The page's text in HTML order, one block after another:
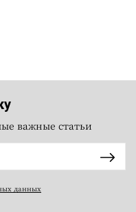
важные статьи
данных